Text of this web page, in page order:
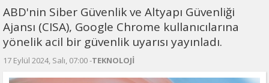
ABD'nin Siber Güvenlik ve Altyapı Güvenliği
Ajansı (CISA), Google Chrome kullanıcılarına
yönelik acil bir güvenlik uyarısı yayınladı.
17 Eylül 2024, Salı, 07:00 -TEKNOLOJİ